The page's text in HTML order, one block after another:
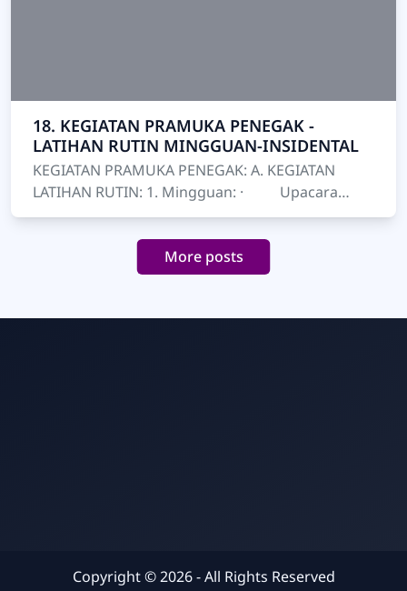
18. KEGIATAN PRAMUKA PENEGAK -
LATIHAN RUTIN MINGGUAN-INSIDENTAL
KEGIATAN PRAMUKA PENEGAK: A. KEGIATAN
LATIHAN RUTIN: 1. Mingguan: · Upacara
Pembukaan Latihan: - Dimulai dengan
upacara pembu…
More posts
Copyright ©2026- All Rights Reserved